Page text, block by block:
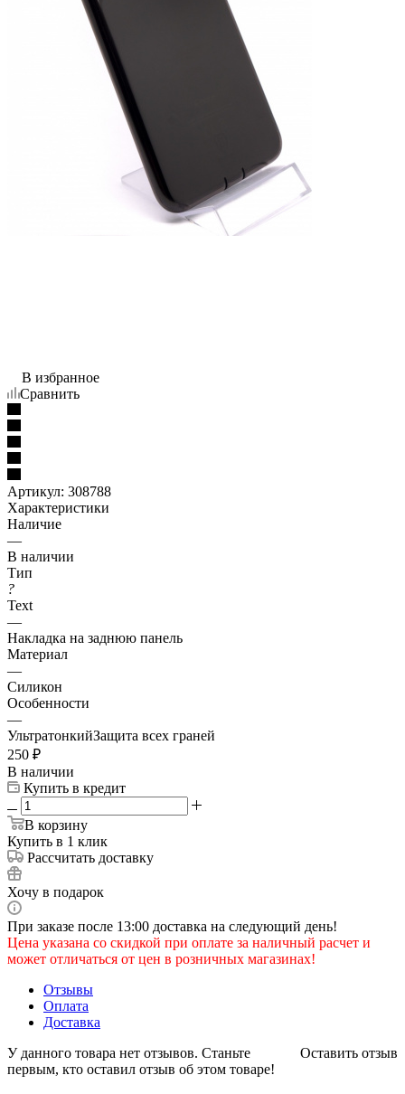
В избранное
Сравнить
Артикул: 308788
Характеристики
Наличие
—
В наличии
Тип
?
Text
—
Накладка на заднюю панель
Материал
—
Силикон
Особенности
—
УльтратонкийЗащита всех граней
250 ₽
В наличии
Купить в кредит
В корзину
Купить в 1 клик
Рассчитать доставку
Хочу в подарок
При заказе после 13:00 доставка на следующий день!
Цена указана со скидкой при оплате за наличный расчет и
может отличаться от цен в розничных магазинах!
Отзывы
Оплата
Доставка
Оставить отзыв
У данного товара нет отзывов. Станьте
первым, кто оставил отзыв об этом товаре!